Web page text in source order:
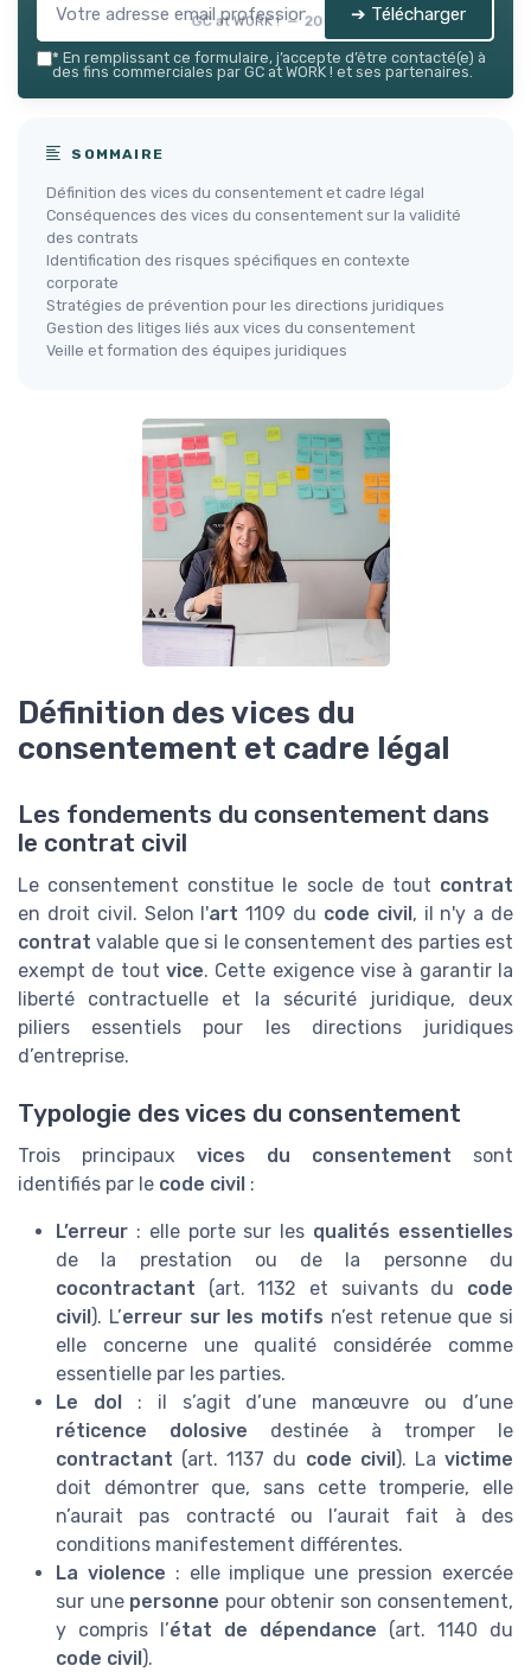
GC at WORK ! — 2026 ➔ Télécharger
* En remplissant ce formulaire, j’accepte d’être contacté(e) à
des fins commerciales par GC at WORK ! et ses partenaires.
SOMMAIRE
Définition des vices du consentement et cadre légal
Conséquences des vices du consentement sur la validité
des contrats
Identification des risques spécifiques en contexte
corporate
Stratégies de prévention pour les directions juridiques
Gestion des litiges liés aux vices du consentement
Veille et formation des équipes juridiques
Définition des vices du
consentement et cadre légal
Les fondements du consentement dans
le contrat civil
Le consentement constitue le socle de tout contrat
en droit civil. Selon l'art 1109 du code civil, il n'y a de
contrat valable que si le consentement des parties est
exempt de tout vice. Cette exigence vise à garantir la
liberté contractuelle et la sécurité juridique, deux
piliers essentiels pour les directions juridiques
d’entreprise.
Typologie des vices du consentement
Trois principaux vices du consentement sont
identifiés par le code civil :
L’erreur : elle porte sur les qualités essentielles
de la prestation ou de la personne du
cocontractant (art. 1132 et suivants du code
civil ). L’erreur sur les motifs n’est retenue que si
elle concerne une qualité considérée comme
essentielle par les parties.
Le dol
: il s’agit d’une manœuvre ou d’une
réticence dolosive destinée à tromper le
contractant (art. 1137 du code civil ). Lavictime
doit démontrer que, sans cette tromperie, elle
n’aurait pas contracté ou l’aurait fait à des
conditions manifestement différentes.
La violence : elle implique une pression exercée
sur une personne pour obtenir son consentement,
y compris l’état de dépendance (art. 1140 du
code civil ).